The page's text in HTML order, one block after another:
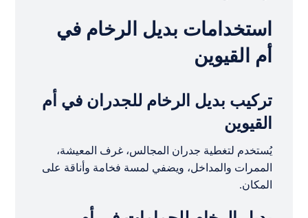
استخدامات بديل الرخام في
أم القيوين
تركيب بديل الرخام للجدران في أم
القيوين
يُستخدم لتغطية جدران المجالس، غرف المعيشة،
الممرات والمداخل، ويضفي لمسة فخامة وأناقة على
المكان.